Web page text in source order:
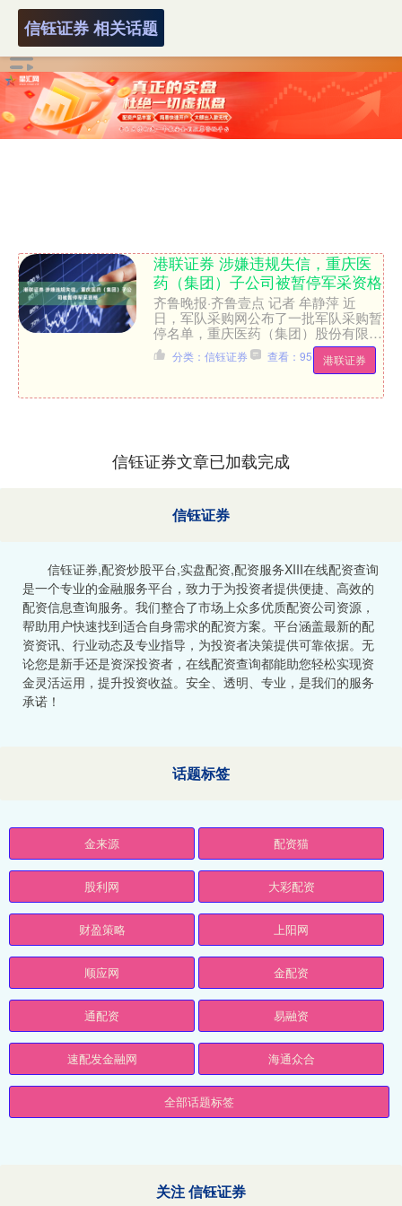
信钰证券 相关话题
港联证券 涉嫌违规失信，重庆医
药（集团）子公司被暂停军采资格
齐鲁晚报·齐鲁壹点 记者 牟静萍 近
日，军队采购网公布了一批军队采购暂
停名单，重庆医药（集团）股份有限公
司子公司陕西华氏医药有限公司因在参
与军队采购项目中涉嫌违....
港联证券
分类：信钰证券 查看：95
信钰证券文章已加载完成
信钰证券
信钰证券,配资炒股平台,实盘配资,配资服务XIII‌在线配资查询
是一个专业的金融服务平台，致力于为投资者提供便捷、高效的
配资信息查询服务。我们整合了市场上众多优质配资公司资源，
帮助用户快速找到适合自身需求的配资方案。平台涵盖最新的配
资资讯、行业动态及专业指导，为投资者决策提供可靠依据。无
论您是新手还是资深投资者，在线配资查询都能助您轻松实现资
金灵活运用，提升投资收益。安全、透明、专业，是我们的服务
承诺！
话题标签
金来源 配资猫
股利网 大彩配资
财盈策略 上阳网
顺应网 金配资
通配资 易融资
速配发金融网 海通众合
全部话题标签
关注 信钰证券